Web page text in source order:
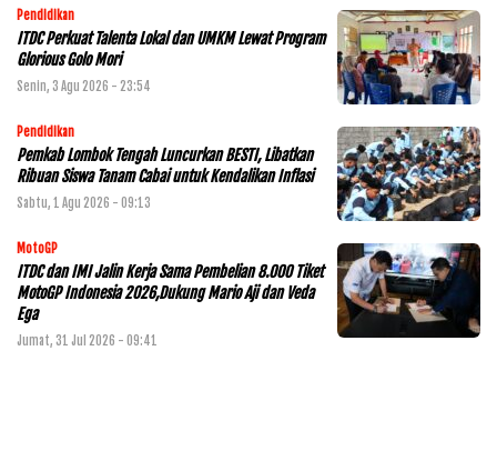
Pendidikan
ITDC Perkuat Talenta Lokal dan UMKM Lewat Program
Glorious Golo Mori
Senin, 3 Agu 2026 - 23:54
Pendidikan
Pemkab Lombok Tengah Luncurkan BESTI, Libatkan
Ribuan Siswa Tanam Cabai untuk Kendalikan Inflasi
Sabtu, 1 Agu 2026 - 09:13
MotoGP
ITDC dan IMI Jalin Kerja Sama Pembelian 8.000 Tiket
MotoGP Indonesia 2026,Dukung Mario Aji dan Veda
Ega
Jumat, 31 Jul 2026 - 09:41